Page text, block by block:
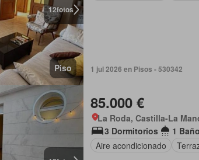
12fotos
Piso 1 jul 2026 en Pisos - 530342
85.000 €
La Roda, Castilla-La
3 Dormitorios
1 Baño
Aire acondicionado